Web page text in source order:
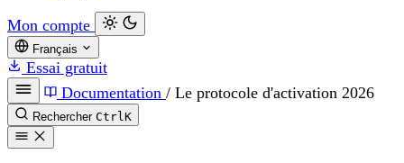
Mon compte
Français
Essai gratuit
Documentation / Le protocole d'activation 2026
Rechercher CtrlK